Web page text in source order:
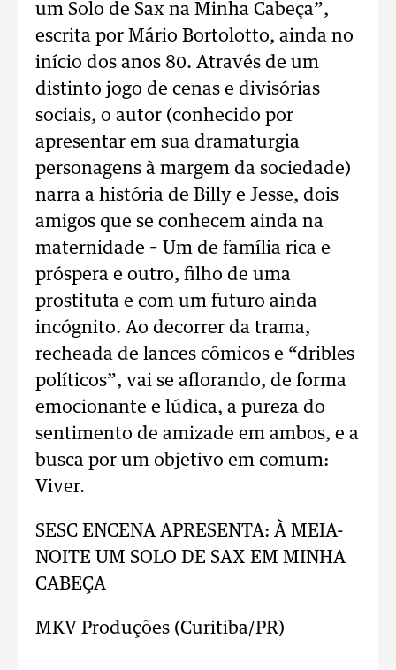
um Solo de Sax na Minha Cabeça”,
escrita por Mário Bortolotto, ainda no
início dos anos 80. Através de um
distinto jogo de cenas e divisórias
sociais, o autor (conhecido por
apresentar em sua dramaturgia
personagens à margem da sociedade)
narra a história de Billy e Jesse, dois
amigos que se conhecem ainda na
maternidade – Um de família rica e
próspera e outro, filho de uma
prostituta e com um futuro ainda
incógnito. Ao decorrer da trama,
recheada de lances cômicos e “dribles
políticos”, vai se aflorando, de forma
emocionante e lúdica, a pureza do
sentimento de amizade em ambos, e a
busca por um objetivo em comum:
Viver.
SESC ENCENA APRESENTA: À MEIA-
NOITE UM SOLO DE SAX EM MINHA
CABEÇA
MKV Produções (Curitiba/PR)